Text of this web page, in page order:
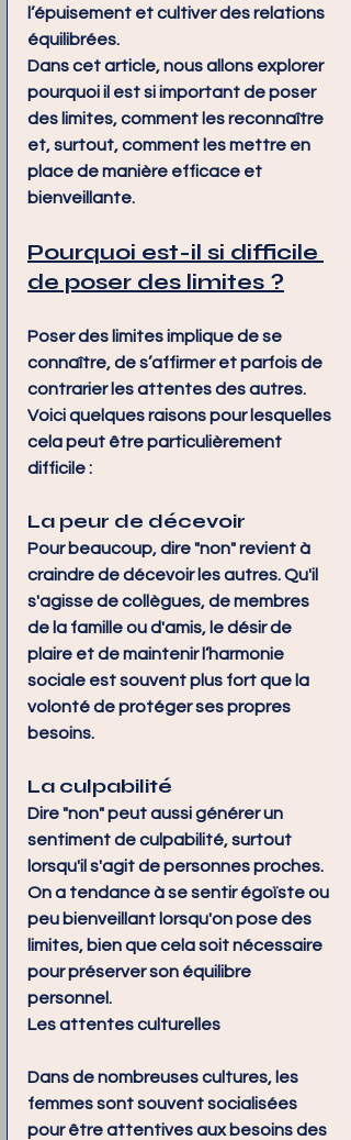
l’épuisement et cultiver des relations
équilibrées.
Dans cet article, nous allons explorer
pourquoi il est si important de poser
des limites, comment les reconnaître
et, surtout, comment les mettre en
place de manière efficace et
bienveillante.
Pourquoi est-il si difficile
de poser des limites ?
Poser des limites implique de se
connaître, de s’affirmer et parfois de
contrarier les attentes des autres.
Voici quelques raisons pour lesquelles
cela peut être particulièrement
difficile :
La peur de décevoir
Pour beaucoup, dire "non" revient à
craindre de décevoir les autres. Qu'il
s'agisse de collègues, de membres
de la famille ou d'amis, le désir de
plaire et de maintenir l’harmonie
sociale est souvent plus fort que la
volonté de protéger ses propres
besoins.
La culpabilité
Dire "non" peut aussi générer un
sentiment de culpabilité, surtout
lorsqu'il s'agit de personnes proches.
On a tendance à se sentir égoïste ou
peu bienveillant lorsqu'on pose des
limites, bien que cela soit nécessaire
pour préserver son équilibre
personnel.
Les attentes culturelles
Dans de nombreuses cultures, les
femmes sont souvent socialisées
pour être attentives aux besoins des